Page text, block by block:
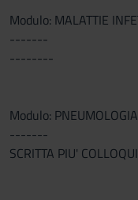
Modulo: MALATTIE
-------
--------
Modulo: PNEUMOLOGIA
-------
SCRITTA PIU'